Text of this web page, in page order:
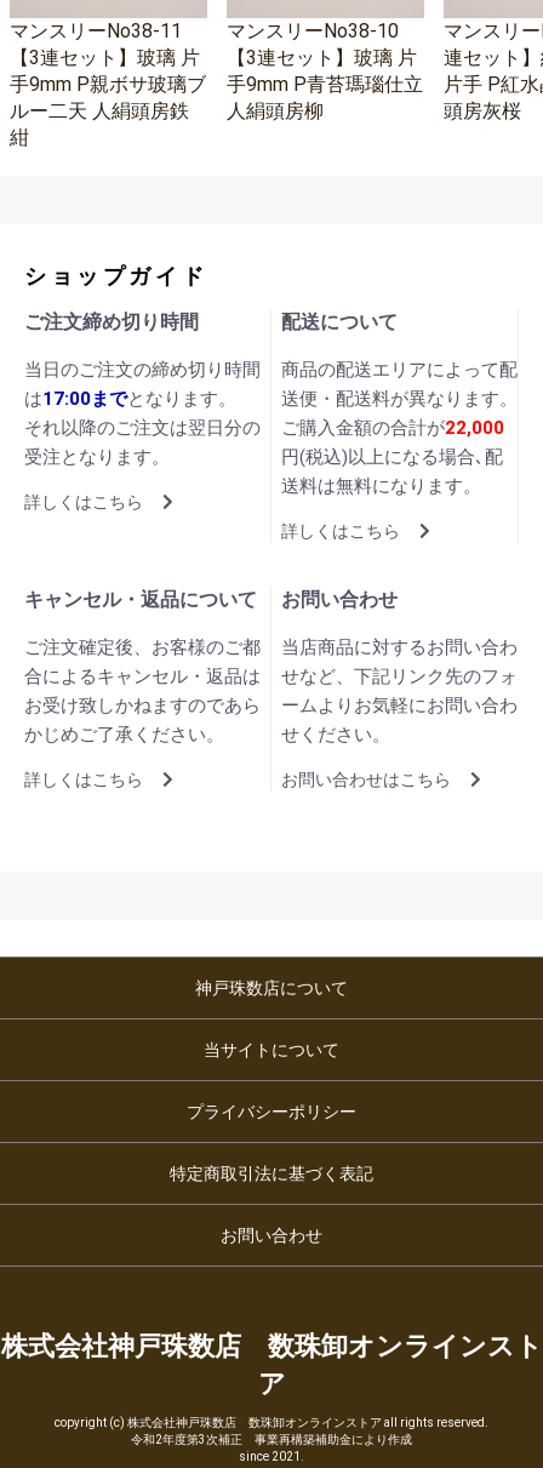
マンスリーNo38-11
【3連セット】玻璃 片
手9mm P親ボサ玻璃ブ
ルー二天 人絹頭房鉄
紺
マンスリーNo38-10
【3連セット】玻璃 片
手9mm P青苔瑪瑙仕立
人絹頭房柳
マンスリ
連セット
片手 P紅
頭房灰桜
ショップガイド
ご注文締め切り時間
当日のご注文の締め切り時間
は17:00までとなります。
それ以降のご注文は翌日分の
受注となります。
詳しくはこちら
配送について
商品の配送エリアによって配
送便・配送料が異なります。
ご購入金額の合計が22,000
円(税込)以上になる場合､配
送料は無料になります。
詳しくはこちら
キャンセル・返品について
ご注文確定後、お客様のご都
合によるキャンセル・返品は
お受け致しかねますのであら
かじめご了承ください。
詳しくはこちら
お問い合わせ
当店商品に対するお問い合わ
せなど、下記リンク先のフォ
ームよりお気軽にお問い合わ
せください。
お問い合わせはこちら
神戸珠数店について
当サイトについて
プライバシーポリシー
特定商取引法に基づく表記
お問い合わせ
株式会社神戸珠数店 数珠卸オンラインスト
ア
copyright (c) 株式会社神戸珠数店 数珠卸オンラインストア all rights reserved.
令和2年度第3次補正 事業再構築補助金により作成
since 2021.